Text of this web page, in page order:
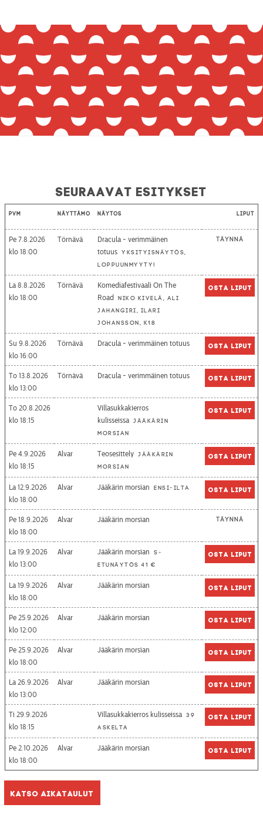
Seuraavat esitykset
Pvm Näyttämö Näytös Liput
Pe 7.8.2026
18:00
Törnävä
Dracula - verimmäinen
totuus Yksityisnäytös,
loppuunmyyty!
Täynnä
La 8.8.2026
18:00
Törnävä
Komediafestivaali On The
Road
Niko Kivelä, Ali
Jahangiri, Ilari
Johansson, K18
Osta liput
Su 9.8.2026
16:00
Törnävä Dracula - verimmäinen totuus Osta liput
To 13.8.2026
13:00
Törnävä Dracula - verimmäinen totuus Osta liput
To 20.8.2026
18:15
Villasukkakierros
kulisseissa Jääkärin
morsian
Osta liput
Pe 4.9.2026
18:15
Alvar Teosesittely Jääkärin
morsian
Osta liput
La 12.9.2026
18:00
Alvar Jääkärin morsian Ensi-ilta Osta liput
Pe 18.9.2026
18:00
Alvar Jääkärin morsian Täynnä
La 19.9.2026
13:00
Alvar Jääkärin morsian
S-
etunäytös 41 €
Osta liput
La 19.9.2026
18:00
Alvar Jääkärin morsian Osta liput
Pe 25.9.2026
12:00
Alvar Jääkärin morsian Osta liput
Pe 25.9.2026
18:00
Alvar Jääkärin morsian Osta liput
La 26.9.2026
13:00
Alvar Jääkärin morsian Osta liput
Ti 29.9.2026
18:15
Villasukkakierros kulisseissa 39
askelta
Osta liput
Pe 2.10.2026
18:00
Alvar Jääkärin morsian Osta liput
Katso aikataulut